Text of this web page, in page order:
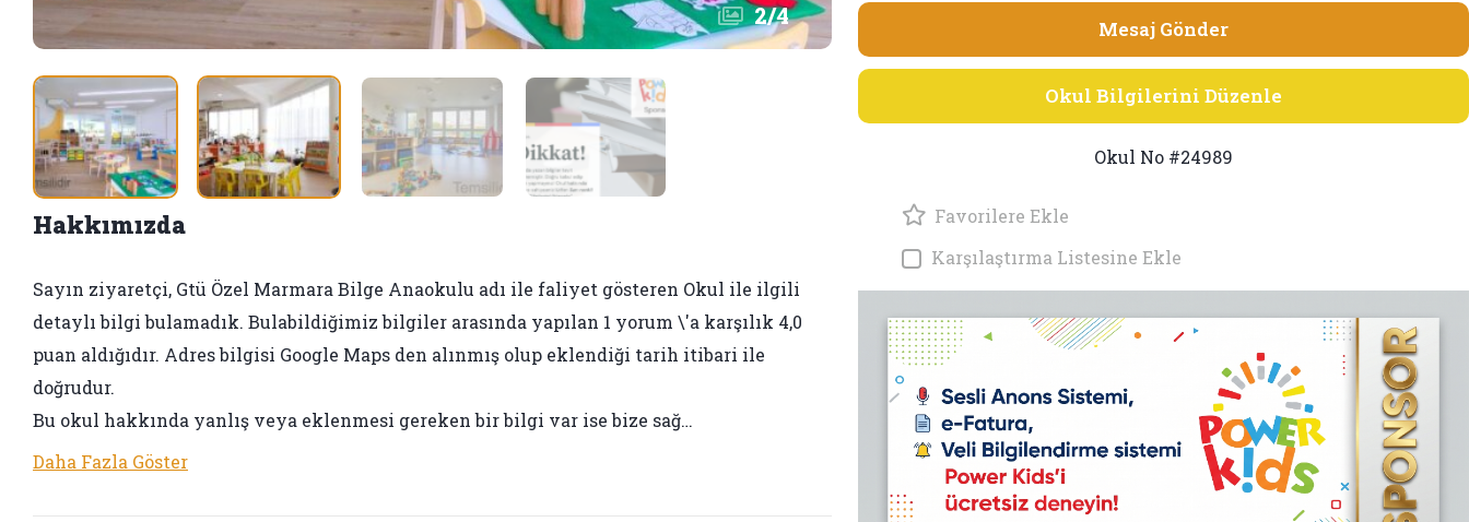
2/4
Hakkımızda
Sayın ziyaretçi, Gtü Özel Marmara Bilge Anaokulu adı ile faliyet gösteren Okul ile ilgili
detaylı bilgi bulamadık. Bulabildiğimiz bilgiler arasında yapılan 1 yorum \'a karşılık 4,0
puan aldığıdır. Adres bilgisi Google Maps den alınmış olup eklendiği tarih itibari ile
doğrudur.
Bu okul hakkında yanlış veya eklenmesi gereken bir bilgi var ise bize sağ…
Daha Fazla Göster
Mesaj Gönder
Okul Bilgilerini Düzenle
Okul No #24989
Favorilere Ekle
Karşılaştırma Listesine Ekle